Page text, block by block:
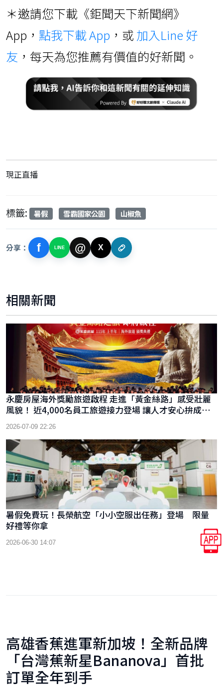
＊邀請您下載《鉅聞天下新聞網》
App， 點我下載 App ，或 加入Line 好
友 ，每天為您推薦有價值的好新聞。
現正直播
標籤: 暑假 雪霸國家公園 山椒魚
分享： f LINE @ X
相關新聞
永慶房屋海外獎勵旅遊啟程 走進「黃金絲路」感受壯麗
風貌！ 近4,000名員工旅遊接力登場 讓人才安心拚成績
放鬆享生活
2026-07-09 22:26
暑假免費玩！長榮航空「小小空服出任務」登場 限量
好禮等你拿
2026-06-30 14:07
高雄香蕉進軍新加坡！全新品牌
「台灣蕉新星Bananova」首批
訂單全年到手